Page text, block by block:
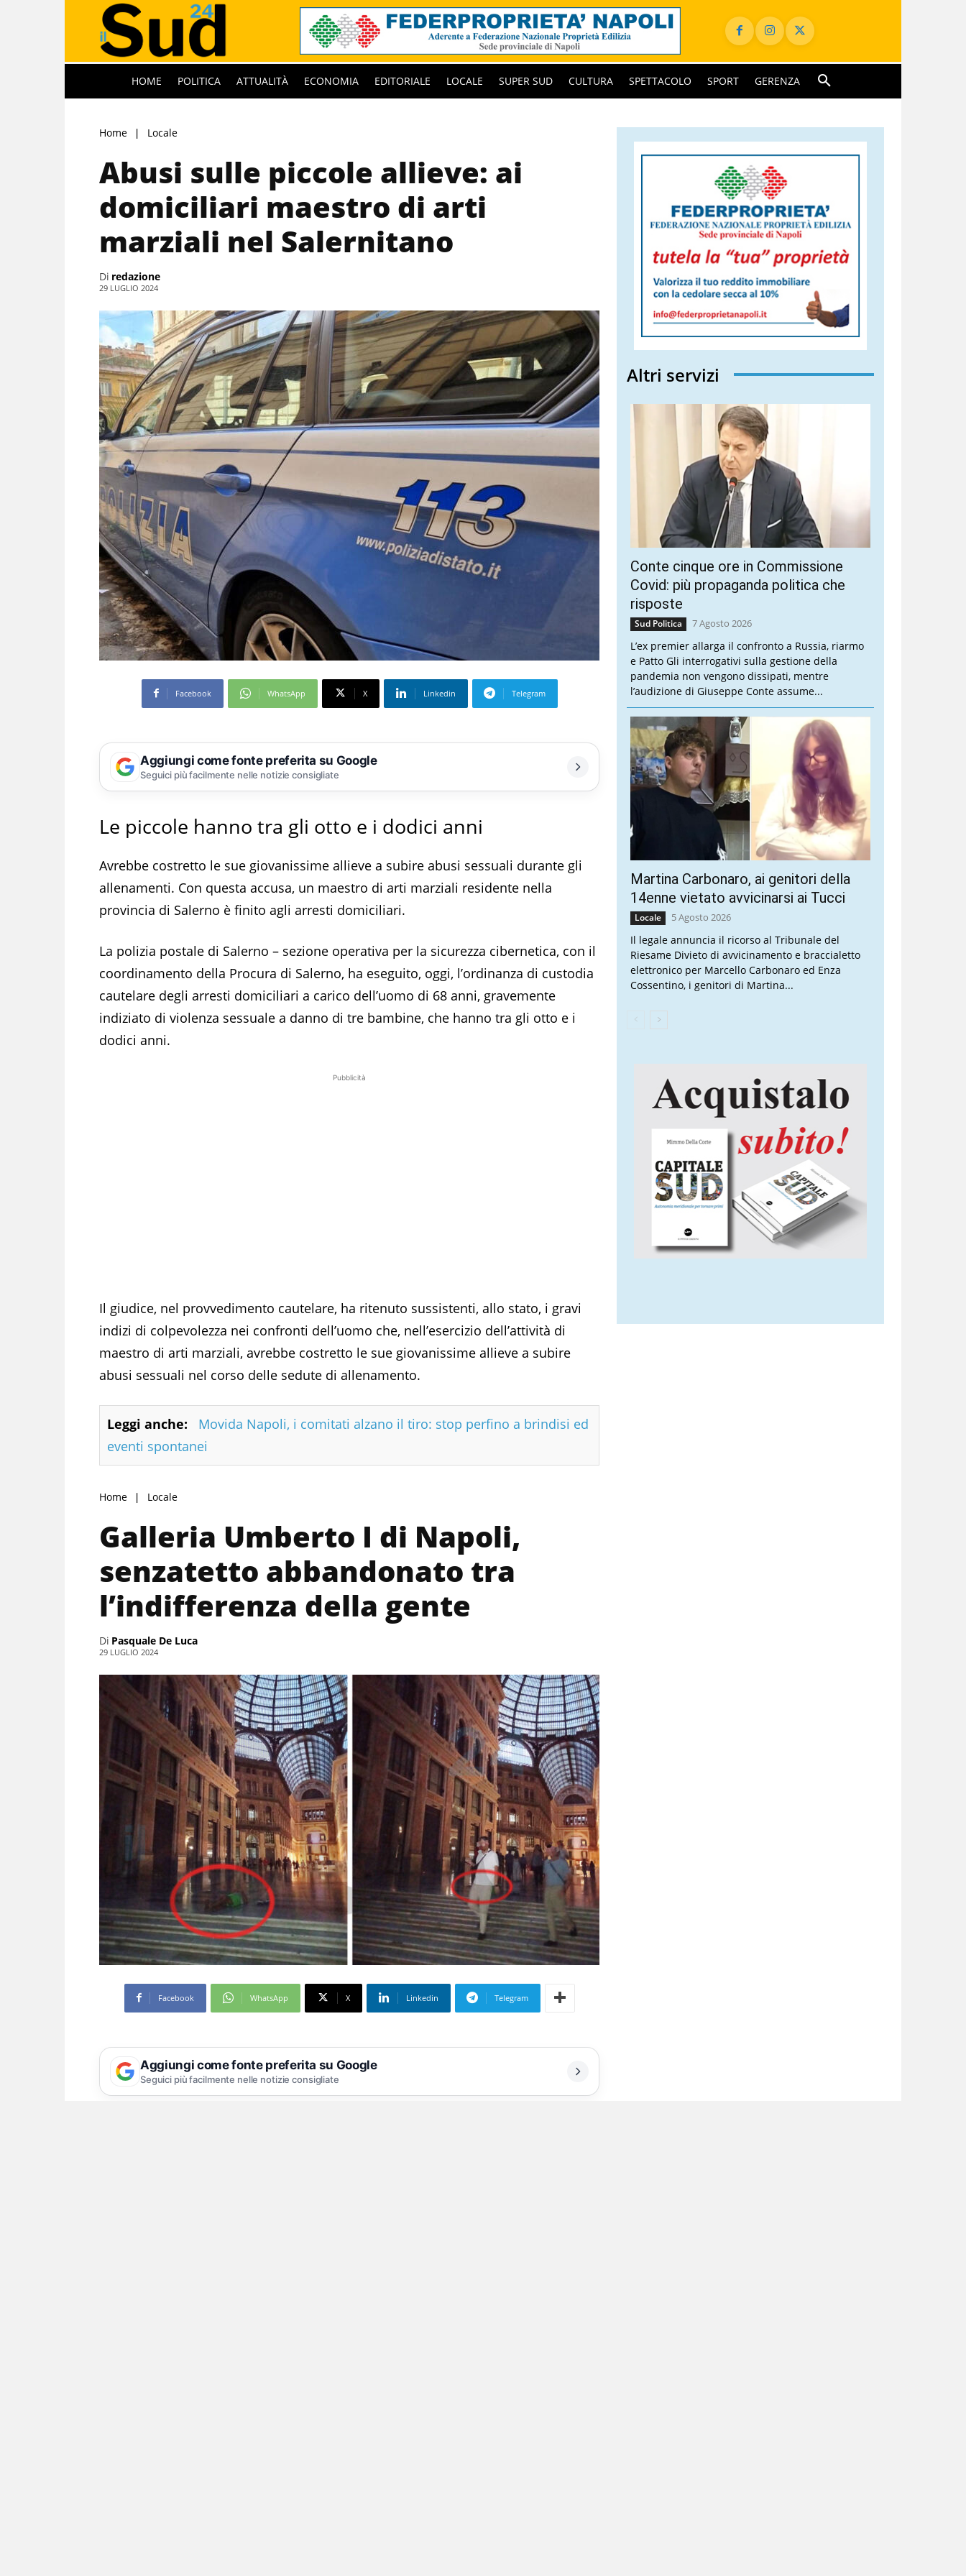
HOME POLITICA ATTUALITÀ ECONOMIA EDITORIALE LOCALE SUPER SUD CULTURA SPETTACOLO SPORT GERENZA
Home Locale
Abusi sulle piccole allieve: ai
domiciliari maestro di arti
marziali nel Salernitano
Di redazione
29 LUGLIO 2024
Facebook WhatsApp X Linkedin Telegram
Aggiungi come fonte preferita su Google
Seguici più facilmente nelle notizie consigliate
Le piccole hanno tra gli otto e i dodici anni
Avrebbe costretto le sue giovanissime allieve a subire abusi sessuali durante gli
allenamenti. Con questa accusa, un maestro di arti marziali residente nella
provincia di Salerno è finito agli arresti domiciliari.
La polizia postale di Salerno – sezione operativa per la sicurezza cibernetica, con il
coordinamento della Procura di Salerno, ha eseguito, oggi, l’ordinanza di custodia
cautelare degli arresti domiciliari a carico dell’uomo di 68 anni, gravemente
indiziato di violenza sessuale a danno di tre bambine, che hanno tra gli otto e i
dodici anni.
Pubblicità
Il giudice, nel provvedimento cautelare, ha ritenuto sussistenti, allo stato, i gravi
indizi di colpevolezza nei confronti dell’uomo che, nell’esercizio dell’attività di
maestro di arti marziali, avrebbe costretto le sue giovanissime allieve a subire
abusi sessuali nel corso delle sedute di allenamento.
Leggi anche:
Movida Napoli, i comitati alzano il tiro: stop perfino a brindisi ed
eventi spontanei
Home Locale
Galleria Umberto I di Napoli,
senzatetto abbandonato tra
l’indifferenza della gente
Di Pasquale De Luca
29 LUGLIO 2024
Facebook WhatsApp X Linkedin Telegram
Aggiungi come fonte preferita su Google
Seguici più facilmente nelle notizie consigliate
Altri servizi
Conte cinque ore in Commissione
Covid: più propaganda politica che
risposte
Sud Politica 7 Agosto 2026
L’ex premier allarga il confronto a Russia, riarmo
e Patto Gli interrogativi sulla gestione della
pandemia non vengono dissipati, mentre
l’audizione di Giuseppe Conte assume...
Martina Carbonaro, ai genitori della
14enne vietato avvicinarsi ai Tucci
Locale 5 Agosto 2026
Il legale annuncia il ricorso al Tribunale del
Riesame Divieto di avvicinamento e braccialetto
elettronico per Marcello Carbonaro ed Enza
Cossentino, i genitori di Martina...